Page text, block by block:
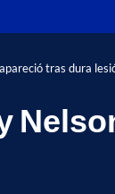
tras dura